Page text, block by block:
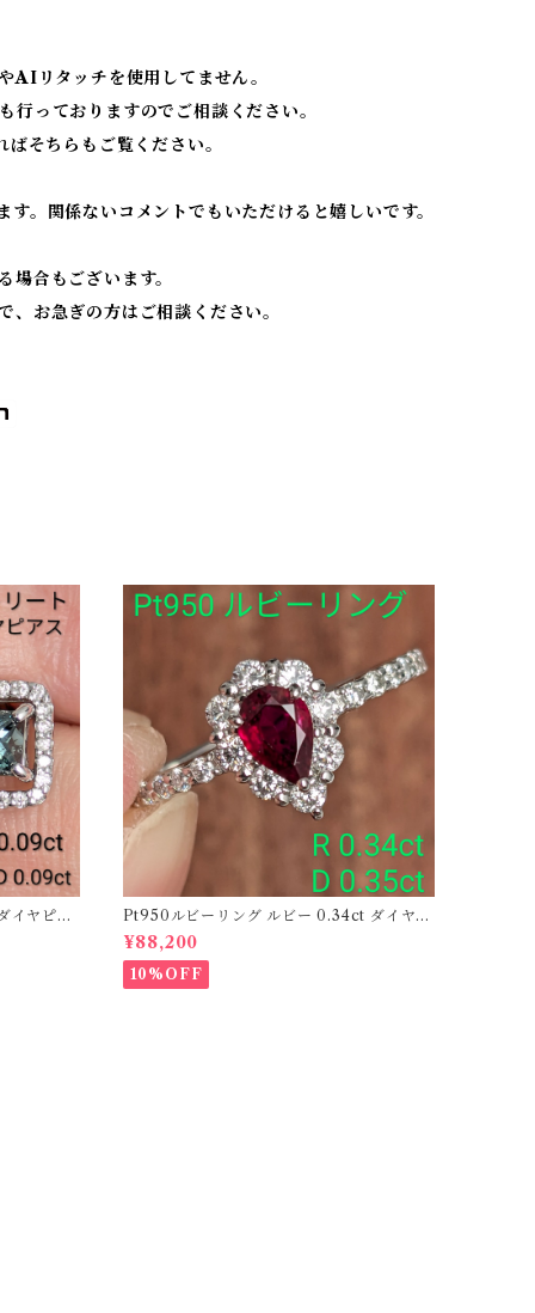
AIリタッチを使用してません。
っておりますのでご相談ください。
そちらもご覧ください。
。関係ないコメントでもいただけると嬉しいです。
合もございます。
お急ぎの方はご相談ください。
イヤピア
Pt950ルビーリング ルビー 0.34ct ダイヤモ
ンド 0.35ct【PRO206885】
¥88,200
10%OFF